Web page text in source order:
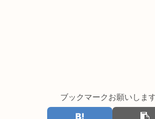
ブックマークお願いします